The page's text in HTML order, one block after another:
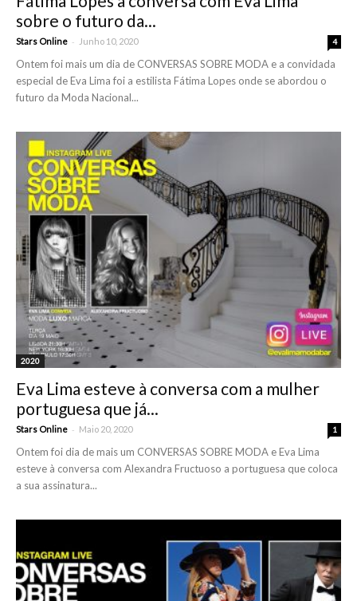
sobre o futuro da...
Stars Online - Junho 10, 2020 4
Ontem foi mais um dia de CONVERSAS SOBRE MODA e a convidada
especial de Eva Lima foi a estilista Fátima Lopes onde se abordou o
futuro da Moda Nacional...
2020
Eva Lima esteve à conversa com a mulher
portuguesa que já...
Stars Online - Maio 20, 2020 1
Ontem foi dia de mais um CONVERSAS SOBRE MODA e Eva Lima
esteve à conversa com Alexandra Fructuoso a portuguesa que coloca
a sua assinatura...